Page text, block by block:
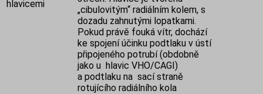
hlavicemi
„cibulovitým“ radiálním kolem, s
dozadu zahnutými lopatkami.
Pokud právě fouká vítr, dochází
ke spojení účinku podtlaku v ústí
připojeného potrubí (obdobně
jako u hlavic VHO/CAGI)
a podtlaku na sací straně
rotujícího radiálního kola